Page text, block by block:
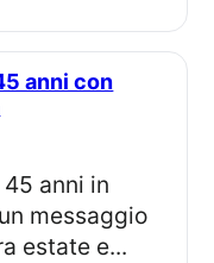
messaggio
estate e...